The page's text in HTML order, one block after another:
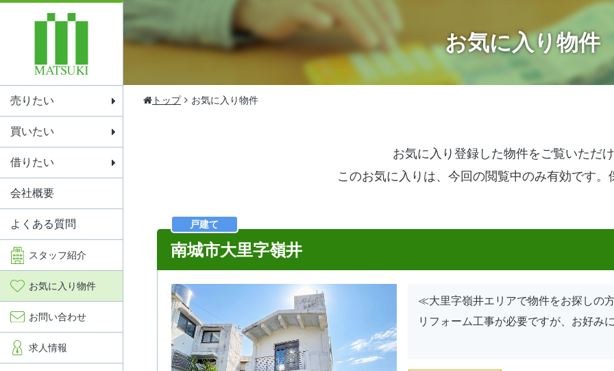
売りたい
買いたい
借りたい
会社概要
よくある質問
スタッフ紹介
お気に入り物件
お問い合わせ
求人情報
お気に入り物件
トップ お気に入り物件
お気に入り登録した物件を ご覧いただ
このお気に入りは、今回の閲覧中のみ有効です。
戸建て
南城市大里字嶺井
≪大里字嶺井エリアで物件をお探しの
リフォーム工事が必要ですが、お好み